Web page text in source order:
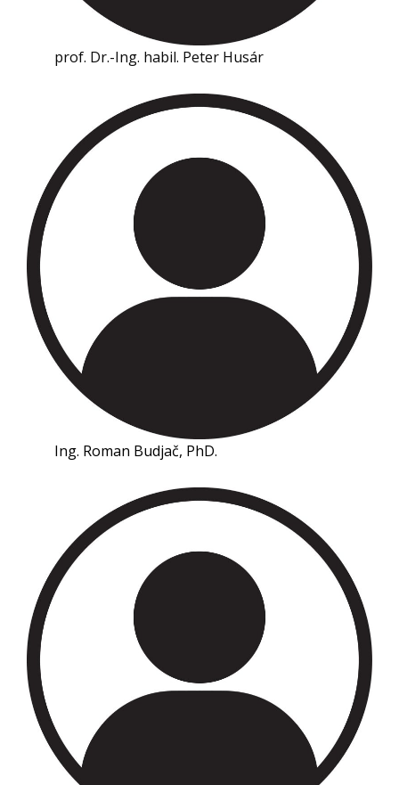
prof. Dr.-Ing. habil. Peter Husár
Ing. Roman Budjač, PhD.